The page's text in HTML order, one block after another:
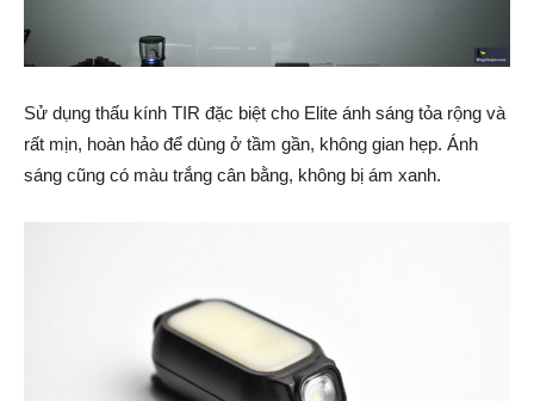
Sử dụng thấu kính TIR đặc biệt cho Elite ánh sáng tỏa rộng và
rất mịn, hoàn hảo để dùng ở tầm gần, không gian hẹp. Ánh
sáng cũng có màu trắng cân bằng, không bị ám xanh.